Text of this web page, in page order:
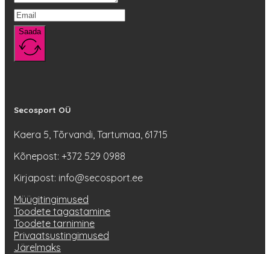
Saada
Secosport OÜ
Kaera 5, Tõrvandi, Tartumaa, 61715
Kõnepost: +372 529 0988
Kirjapost: info@secosport.ee
Müügitingimused
Toodete tagastamine
Toodete tarnimine
Privaatsustingimused
Järelmaks